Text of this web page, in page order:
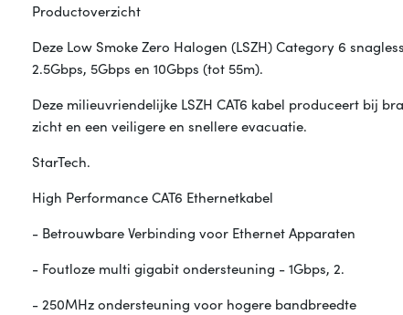
Productoverzicht
Deze Low Smoke Zero Halogen (LSZH) Category 6
2.5Gbps, 5Gbps en 10Gbps (tot 55m).
Deze milieuvriendelijke LSZH CAT6 kabel produceert bij
zicht en een veiligere en snellere evacuatie.
StarTech.
High Performance CAT6 Ethernetkabel
- Betrouwbare Verbinding voor Ethernet Apparaten
- Foutloze multi gigabit ondersteuning - 1Gbps, 2.
- 250MHz ondersteuning voor hogere bandbreedte